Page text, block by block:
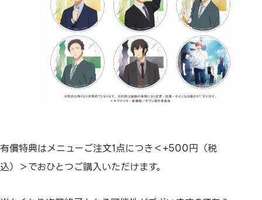
有償特典はメニューご注文1点につき＜+500円（税
込）＞でおひとつご購入いただけます。